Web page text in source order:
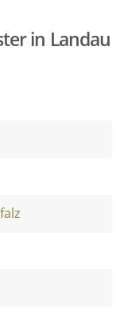
in Landau